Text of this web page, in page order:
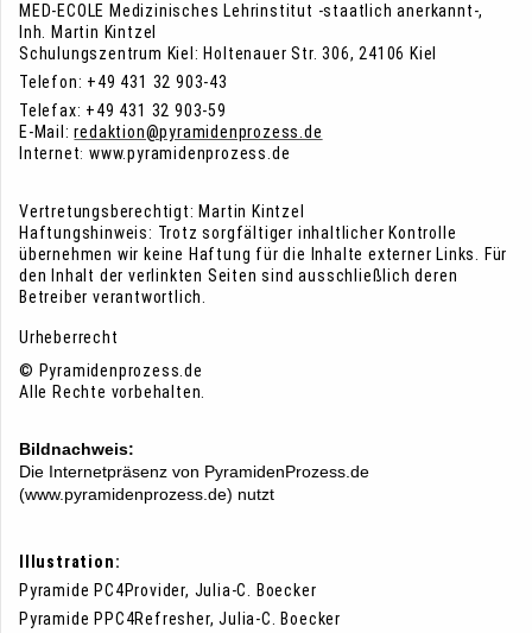
MED-ECOLE Medizinisches Lehrinstitut -staatlich anerkannt-,
Inh. Martin Kintzel
Schulungszentrum Kiel: Holtenauer Str. 306, 24106 Kiel
Telefon: +49 431 32 903-43
Telefax: +49 431 32 903-59
E-Mail: redaktion@pyramidenprozess.de
Internet:www.pyramidenprozess.de
Vertretungsberechtigt: Martin Kintzel
Haftungshinweis: Trotz sorgfältiger inhaltlicher Kontrolle
übernehmen wir keine Haftung für die Inhalte externer Links. Für
den Inhalt der verlinkten Seiten sind ausschließlich deren
Betreiber verantwortlich.
Urheberrecht
© Pyramidenprozess.de
Alle Rechte vorbehalten.
Bildnachweis:
Die Internetpräsenz von PyramidenProzess.de
(www.pyramidenprozess.de) nutzt
Illustration:
Pyramide PC4Provider, Julia-C. Boecker
Pyramide PPC4Refresher, Julia-C. Boecker